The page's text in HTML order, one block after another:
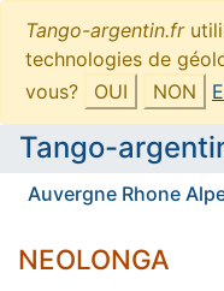
Tango-argentin.fr
technologies de
vous?
OUI NON
Tango-
Auvergne Rhone
NEOLONGA